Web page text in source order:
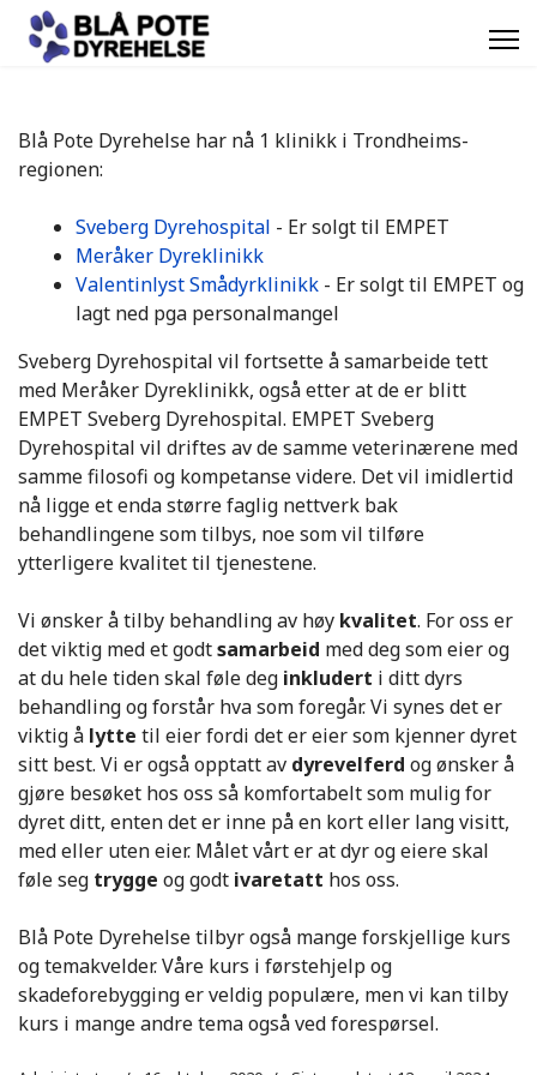
Blå Pote Dyrehelse har nå 1 klinikk i Trondheims-
regionen:
Sveberg Dyrehospital - Er solgt til EMPET
Meråker Dyreklinikk
Valentinlyst Smådyrklinikk - Er solgt til EMPET og
lagt ned pga personalmangel
Sveberg Dyrehospital vil fortsette å samarbeide tett
med Meråker Dyreklinikk, også etter at de er blitt
EMPET Sveberg Dyrehospital. EMPET Sveberg
Dyrehospital vil driftes av de samme veterinærene med
samme filosofi og kompetanse videre. Det vil imidlertid
nå ligge et enda større faglig nettverk bak
behandlingene som tilbys, noe som vil tilføre
ytterligere kvalitet til tjenestene.
Vi ønsker å tilby behandling av høy kvalitet. For oss er
det viktig med et godtsamarbeid med deg som eier og
at du hele tiden skal føle deg inkludert i ditt dyrs
behandling og forstår hva som foregår. Vi synes det er
viktig å lytte til eier fordi det er eier som kjenner dyret
sitt best. Vi er også opptatt av dyrevelferd og ønsker å
gjøre besøket hos oss så komfortabelt som mulig for
dyret ditt, enten det er inne på en kort eller lang visitt,
med eller uten eier. Målet vårt er at dyr og eiere skal
føle seg trygge og godt ivaretatt hos oss.
Blå Pote Dyrehelse tilbyr også mange forskjellige kurs
og temakvelder. Våre kurs i førstehjelp og
skadeforebygging er veldig populære, men vi kan tilby
kurs i mange andre tema også ved forespørsel.